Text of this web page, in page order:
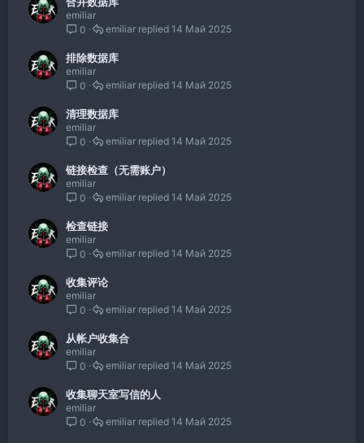
emiliar
0
14 Май 2025
emiliar
排除数据库
emiliar
0
14 Май 2025
emiliar
清理数据库
emiliar
0
14 Май 2025
emiliar
链接检查（无需账户）
emiliar
0
14 Май 2025
emiliar
检查链接
emiliar
0
14 Май 2025
emiliar
收集评论
emiliar
0
14 Май 2025
emiliar
从帐户收集合
emiliar
0
14 Май 2025
emiliar
收集聊天室写信的人
emiliar
0
14 Май 2025
emiliar